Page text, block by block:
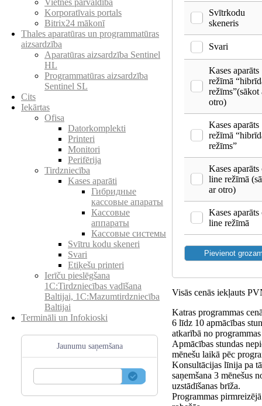
Vietnes pārvaldība
Korporatīvais portals
Bitrix24 mākonī
Thales aparatūras un programmatūras
aizsardzība
Aparatūras aizsardzība Sentinel
HL
Programmatūras aizsardzība
Sentinel SL
Cits
Iekārtas
Ofisa
Datorkomplekti
Printeri
Monitori
Perifērija
Tirdzniecība
Kases aparāti
Гибридные
кассовые апараты
Кассовые
аппараты
Кассовые системы
Svītru kodu skeneri
Svari
Etiķešu printeri
Ierīču pieslēgšana
1C:Tirdzniecības vadīšana
Baltijai, 1C:Mazumtirdzniecība
Baltijai
Termināli un Infokioski
Jaunumu saņemšana
Svītrkodu
skeneris
Svari
Kases aparāts
režīmā
režīms”(sākot
otro)
Kases aparāts
režīmā
režīms”
Kases aparāts
line režīmā
ar otro)
Kases
line režīmā
Visās cenās iekļauts
Katras programmas
6 līdz 10 apmācības
atkarībā no
Apmācības stundas
mēnešu laikā pēc
Konsultācijas līnija pa
saņemšana 3 mēnešus
uzstādīšanas brīža.
Programmas